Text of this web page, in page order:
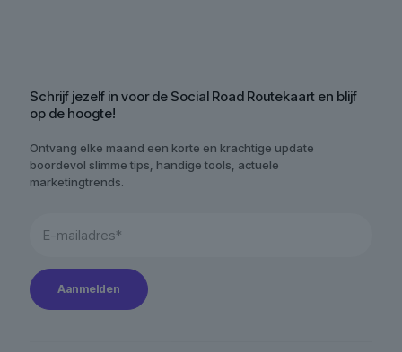
Schrijf jezelf in voor de Social Road Routekaart en blijf
op de hoogte!
Ontvang elke maand een korte en krachtige update
boordevol slimme tips, handige tools, actuele
marketingtrends.